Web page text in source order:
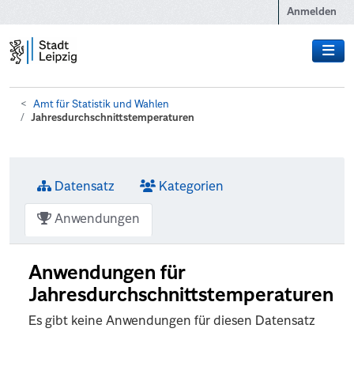
Anmelden
Amt für Statistik und Wahlen
Jahresdurchschnittstemperaturen
Datensatz Kategorien
Anwendungen
Anwendungen für
Jahresdurchschnittstemperaturen
Es gibt keine Anwendungen für diesen Datensatz